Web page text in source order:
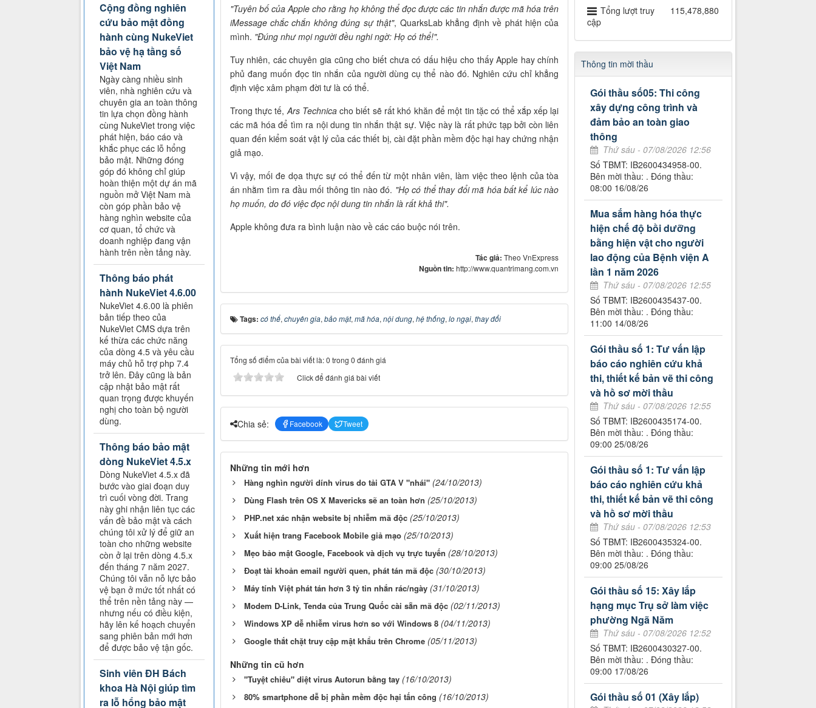
"Tuyên bố của Apple cho rằng họ không thể đọc được các tin nhắn được mã hóa trên
iMessage chắc chắn không đúng sự thật", QuarksLab khẳng định về phát hiện của
mình. "Đúng như mọi người đều nghi ngờ: Họ có thể!".
Tuy nhiên, các chuyên gia cũng cho biết chưa có dấu hiệu cho thấy Apple hay chính
phủ đang muốn đọc tin nhắn của người dùng cụ thể nào đó. Nghiên cứu chỉ khẳng
định việc xâm phạm đời tư là có thể.
Trong thực tế,Ars Technicacho biết sẽ rất khó khăn để một tin tặc có thể xắp xếp lại
các mã hóa để tìm ra nội dung tin nhắn thật sự. Việc này là rất phức tạp bởi còn liên
quan đến kiểm soát vật lý của các thiết bị, cài đặt phần mềm độc hại hay chứng nhận
giả mạo.
Vì vậy, mối đe dọa thực sự có thể đến từ một nhân viên, làm việc theo lệnh của tòa
án nhằm tìm ra đầu mối thông tin nào đó. "Họ có thể thay đổi mã hóa bất kể lúc nào
họ muốn, do đó việc đọc nội dung tin nhắn là rất khả thi".
Apple không đưa ra bình luận nào về các cáo buộc nói trên.
Tác giả:Theo VnExpress
Nguồn tin:http://www.quantrimang.com.vn
Tags: có thể, chuyên gia, bảo mật, mã hóa, nội dung, hệ thống, lo ngại, thay đổi
Tổng số điểm của bài viết là: 0 trong 0 đánh giá
Click để đánh giá bài viết
Chia sẻ: Facebook Tweet
Những tin mới hơn
Hàng nghìn người dính virus do tải GTA V "nhái" (24/10/2013)
Dùng Flash trên OS X Mavericks sẽ an toàn hơn (25/10/2013)
PHP.net xác nhận website bị nhiễm mã độc (25/10/2013)
Xuất hiện trang Facebook Mobile giả mạo (25/10/2013)
Mẹo bảo mật Google, Facebook và dịch vụ trực tuyến (28/10/2013)
Đoạt tài khoản email người quen, phát tán mã độc (30/10/2013)
Máy tính Việt phát tán hơn 3 tỷ tin nhắn rác/ngày (31/10/2013)
Modem D-Link, Tenda của Trung Quốc cài sẵn mã độc (02/11/2013)
Windows XP dễ nhiễm virus hơn so với Windows 8 (04/11/2013)
Google thắt chặt truy cập mật khẩu trên Chrome (05/11/2013)
Những tin cũ hơn
"Tuyệt chiêu" diệt virus Autorun bằng tay (16/10/2013)
80% smartphone dễ bị phần mềm độc hại tấn công (16/10/2013)
Tổng lượt truy
cập
115,478,880
Thông tin mời thầu
Gói thầu số05: Thi công
xây dựng công trình và
đảm bảo an toàn giao
thông
Thứ sáu - 07/08/2026 12:56
Số TBMT: IB2600434958-00.
Bên mời thầu: . Đóng thầu:
08:00 16/08/26
Mua sắm hàng hóa thực
hiện chế độ bồi dưỡng
bằng hiện vật cho người
lao động của Bệnh viện A
lần 1 năm 2026
Thứ sáu - 07/08/2026 12:55
Số TBMT: IB2600435437-00.
Bên mời thầu: . Đóng thầu:
11:00 14/08/26
Gói thầu số 1: Tư vấn lập
báo cáo nghiên cứu khả
thi, thiết kế bản vẽ thi công
và hồ sơ mời thầu
Thứ sáu - 07/08/2026 12:55
Số TBMT: IB2600435174-00.
Bên mời thầu: . Đóng thầu:
09:00 25/08/26
Gói thầu số 1: Tư vấn lập
báo cáo nghiên cứu khả
thi, thiết kế bản vẽ thi công
và hồ sơ mời thầu
Thứ sáu - 07/08/2026 12:53
Số TBMT: IB2600435324-00.
Bên mời thầu: . Đóng thầu:
09:00 25/08/26
Gói thầu số 15: Xây lắp
hạng mục Trụ sở làm việc
phường Ngã Năm
Thứ sáu - 07/08/2026 12:52
Số TBMT: IB2600430327-00.
Bên mời thầu: . Đóng thầu:
09:00 17/08/26
Gói thầu số 01 (Xây lắp)
Cộng đồng nghiên
cứu bảo mật đồng
hành cùng NukeViet
bảo vệ hạ tầng số
Việt Nam
Ngày càng nhiều sinh
viên, nhà nghiên cứu và
chuyên gia an toàn thông
tin lựa chọn đồng hành
cùng NukeViet trong việc
phát hiện, báo cáo và
khắc phục các lỗ hổng
bảo mật. Những đóng
góp đó không chỉ giúp
hoàn thiện một dự án mã
nguồn mở Việt Nam mà
còn góp phần bảo vệ
hàng nghìn website của
cơ quan, tổ chức và
doanh nghiệp đang vận
hành trên nền tảng này.
Thông báo phát
hành NukeViet 4.6.00
NukeViet 4.6.00 là phiên
bản tiếp theo của
NukeViet CMS dựa trên
kế thừa các chức năng
của dòng 4.5 và yêu cầu
máy chủ hỗ trợ php 7.4
trở lên. Đây cũng là bản
cập nhật bảo mật rất
quan trọng được khuyến
nghị cho toàn bộ người
dùng.
Thông báo bảo mật
dòng NukeViet 4.5.x
Dòng NukeViet 4.5.x đã
bước vào giai đoạn duy
trì cuối vòng đời. Trang
này ghi nhận liên tục các
vấn đề bảo mật và cách
chúng tôi xử lý để giữ an
toàn cho những website
còn ở lại trên dòng 4.5.x
đến tháng 7 năm 2027.
Chúng tôi vẫn nỗ lực bảo
vệ bạn ở mức tốt nhất có
thể trên nền tảng này —
nhưng nếu có điều kiện,
hãy lên kế hoạch chuyển
sang phiên bản mới hơn
để được bảo vệ tận gốc.
Sinh viên ĐH Bách
khoa Hà Nội giúp tìm
ra lỗ hổng bảo mật